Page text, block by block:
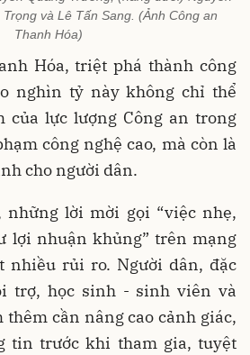
và Lê Tấn Sang. (Ảnh Công an
Thanh Hóa)
Hóa, triệt phá thành công
nghìn tỷ này không chỉ thể
của lực lượng Công an trong
công nghệ cao, mà còn là
cho người dân.
những lời mời gọi “việc nhẹ,
lợi nhuận khủng” trên mạng
nhiều rủi ro. Người dân, đặc
trợ, học sinh - sinh viên và
cần nâng cao cảnh giác,
tin trước khi tham gia, tuyệt